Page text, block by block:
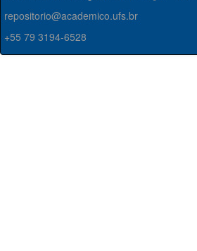
repositorio@academico.ufs.br
+55 79 3194-6528